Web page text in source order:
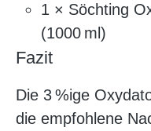
1 × Söchting
(1000 ml)
Fazit
Die 3 %ige
die empfohlene